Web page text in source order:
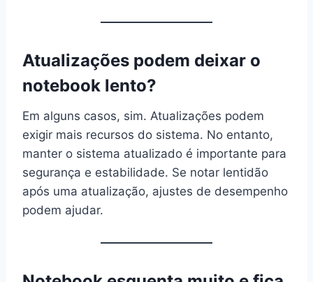
Atualizações podem deixar o
notebook lento?
Em alguns casos, sim. Atualizações podem
exigir mais recursos do sistema. No entanto,
manter o sistema atualizado é importante para
segurança e estabilidade. Se notar lentidão
após uma atualização, ajustes de desempenho
podem ajudar.